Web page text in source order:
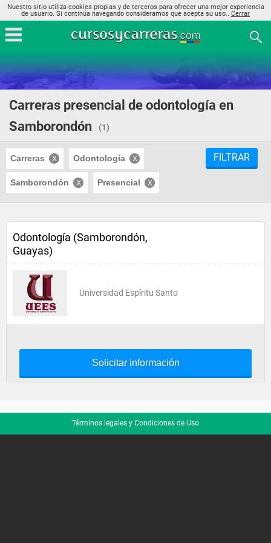
Nuestro sitio utiliza cookies propias y de terceros para ofrecer una mejor experiencia
de usuario. Si continúa navegando consideramos que acepta su uso.. Cerrar
Carreras presencial de odontología en
Samborondón
(1)
Carreras Odontología
Samborondón Presencial
FILTRAR
Odontología (Samborondón,
Guayas)
Universidad Espíritu Santo
Solicitar información
Términos legales y Condiciones de Uso